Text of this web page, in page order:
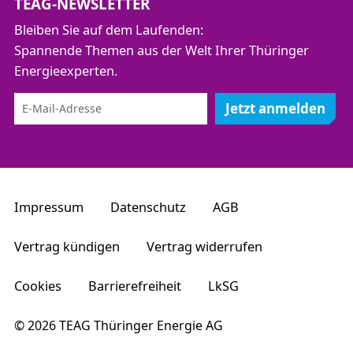
Grundlagen für Verteilnetzbetreiber (A-9.4)
Modul 7 – Arbeitssicherheit, Umwelt- und
Gesundheitsschutz für operativ tätige Mitarbeiter
(A-6.1.1)
Modul 8 – Verteilnetze – rechtliche
Managementsysteme (R-2.1)
Kostenorientierung für Verteilnetzbetreiber (R-2.2)
– Sachkundeschulung (G-2.2)*
für Verteilnetzbetreiber Gas (G-8.3)
unkontrollierter Gasausströmung –
Bleiben Sie auf dem Laufenden:
Spannende Themen aus der Welt Ihrer Thüringer
Energieexperten.
Jetzt anmelden
Impressum Datenschutz AGB
Vertrag kündigen Vertrag widerrufen
Cookies Barrierefreiheit LkSG
© 2026 TEAG Thüringer Energie AG